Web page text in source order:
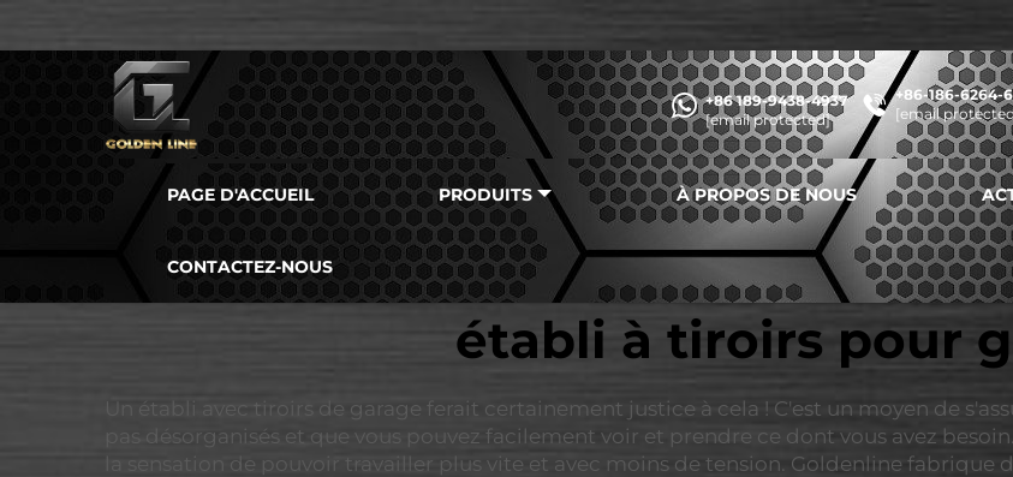
+86 189-9438-4937
[email protected]
+86-186-6264-
[email
PAGE D'ACCUEIL PRODUITS À PROPOS DE NOUS
CONTACTEZ-NOUS
établi à tiroirs pour
Un établi avec tiroirs de garage ferait certainement justice à cela ! C'est un moyen de
pas désorganisés et que vous pouvez facilement voir et prendre ce dont vous avez
la sensation de pouvoir travailler plus vite et avec moins de tension. Goldenline